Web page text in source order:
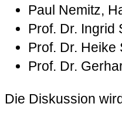
Paul Nemitz,
Prof. Dr. Ingrid
Prof. Dr.
Prof. Dr.
Die Diskussion